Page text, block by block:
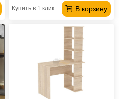
В корзину
Купить в 1 клик